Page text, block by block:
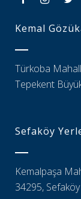
Kemal
Türkoba
Tepekent
Sefaköy
Kemalpaşa
34295,